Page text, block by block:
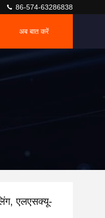
86-574-63286838
अब बात करें
एलएसक्यू-